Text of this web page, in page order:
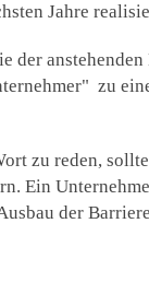
Jahre
der
zu
zu reden,
Ein
der